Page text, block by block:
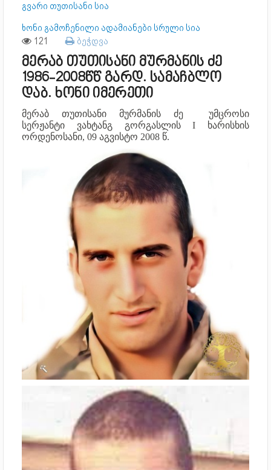
გვარი თუთისანი სია
ხონი გამოჩენილი ადამიანები სრული სია
121 ბეჭდვა
მერაბ თუთისანი მურმანის ძე
1986-2008წწ გარდ. სამაჩბლო
დაბ. ხონი იმერეთი
მერაბ თუთისანი მურმანის ძე უმცროსი
სერჟანტი ვახტანგ გორგასლის I ხარისხის
ორდენოსანი, 09 აგვისტო 2008 წ.